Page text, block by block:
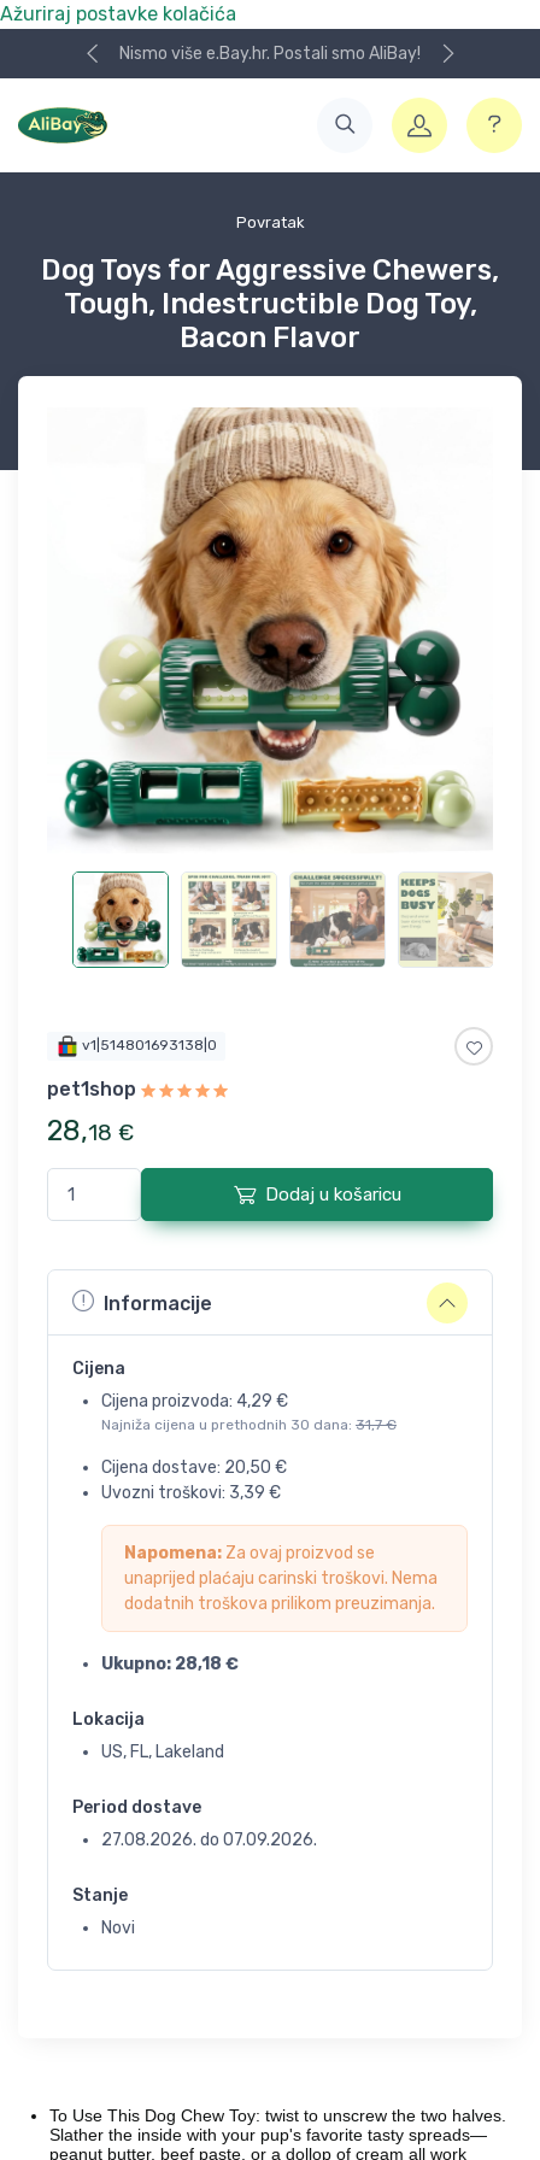
Ažuriraj postavke kolačića
Nismo više e.Bay.hr. Postali smo AliBay!
Povratak
Dog Toys for Aggressive Chewers,
Tough, Indestructible Dog Toy,
Bacon Flavor
v1|514801693138|0
pet1shop
28,18 €
Dodaj u košaricu
Informacije
Cijena
Cijena proizvoda: 4,29 €
Najniža cijena u prethodnih 30 dana: 31,7 €
Cijena dostave: 20,50 €
Uvozni troškovi: 3,39 €
Napomena: Za ovaj proizvod se
unaprijed plaćaju carinski troškovi. Nema
dodatnih troškova prilikom preuzimanja.
Ukupno: 28,18 €
Lokacija
US, FL, Lakeland
Period dostave
27.08.2026. do 07.09.2026.
Stanje
Novi